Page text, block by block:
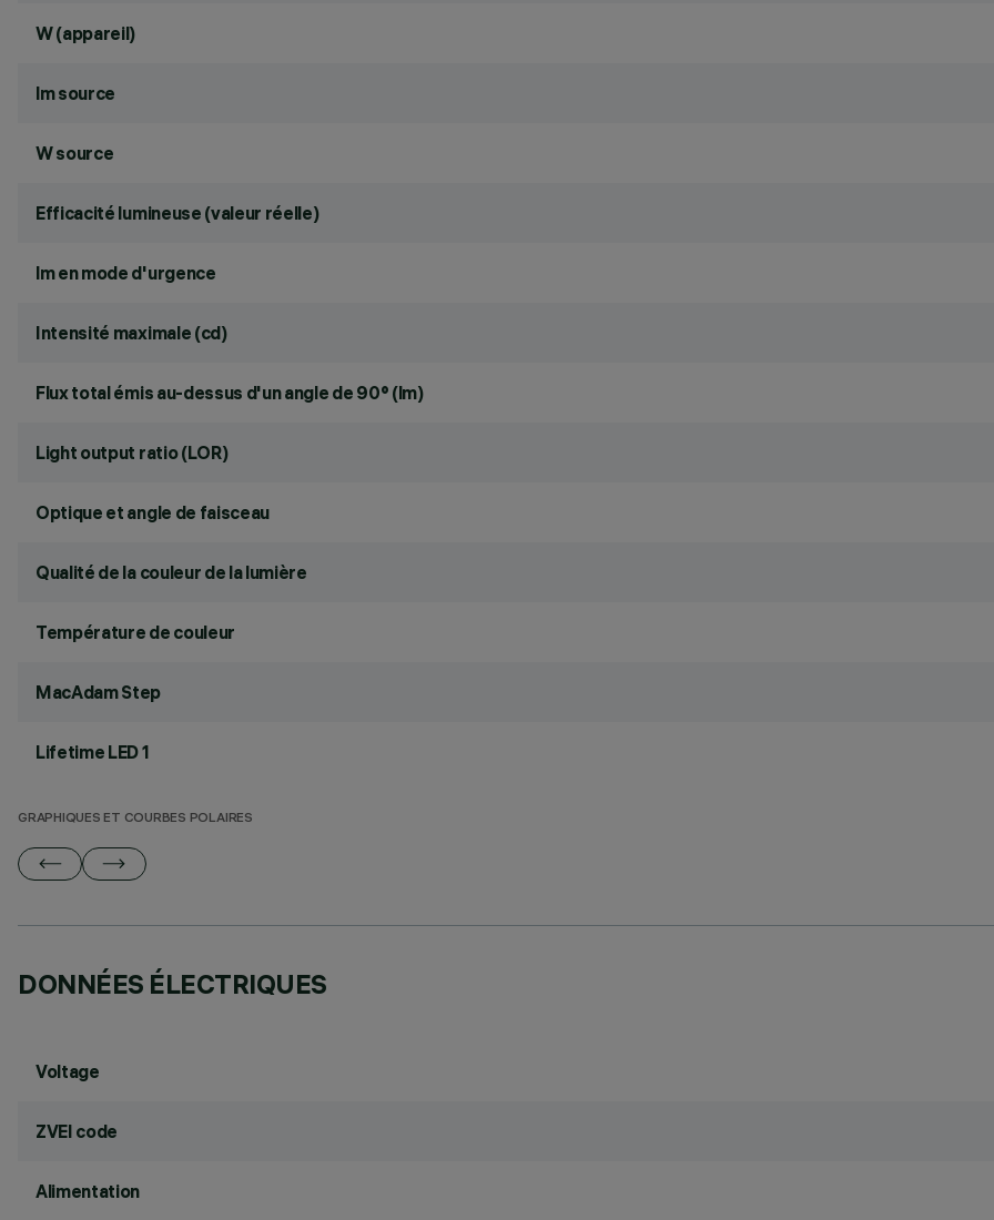
W (appareil)
lm source
W source
Efficacité lumineuse (valeur réelle)
lm en mode d'urgence
Intensité maximale (cd)
Flux total émis au-dessus d'un angle de 90° (lm)
Light output ratio (LOR)
Optique et angle de faisceau
Qualité de la couleur de la lumière
Température de couleur
MacAdam Step
Lifetime LED 1
GRAPHIQUES ET COURBES POLAIRES
DONNÉES ÉLECTRIQUES
Voltage
ZVEI code
Alimentation